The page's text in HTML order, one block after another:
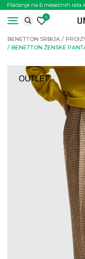
Plaćanje na 6 mesečnih rata
0
BENETTON SRBIJA
BENETTON ŽENSKE